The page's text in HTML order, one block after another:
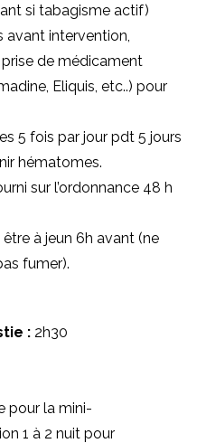
si tabagisme actif)
avant intervention,
de médicament
Eliquis, etc..) pour
5 fois par jour pdt 5 jours
hématomes.
sur l’ordonnance 48 h
à jeun 6h avant (ne
fumer).
: 2h30
pour la mini-
1 à 2 nuit pour